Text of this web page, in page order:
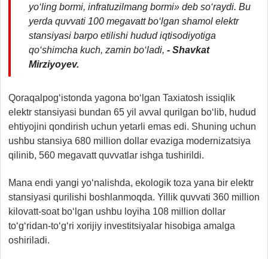
yo‘ling bormi, infratuzilmang bormi» deb so‘raydi. Bu
yerda quvvati 100 megavatt bo‘lgan shamol elektr
stansiyasi barpo etilishi hudud iqtisodiyotiga
qo‘shimcha kuch, zamin bo‘ladi, - Shavkat
Mirziyoyev.
Qoraqalpog‘istonda yagona bo‘lgan Taxiatosh issiqlik
elektr stansiyasi bundan 65 yil avval qurilgan bo‘lib, hudud
ehtiyojini qondirish uchun yetarli emas edi. Shuning uchun
ushbu stansiya 680 million dollar evaziga modernizatsiya
qilinib, 560 megavatt quvvatlar ishga tushirildi.
Mana endi yangi yo‘nalishda, ekologik toza yana bir elektr
stansiyasi qurilishi boshlanmoqda. Yillik quvvati 360 million
kilovatt-soat bo‘lgan ushbu loyiha 108 million dollar
to‘g‘ridan-to‘g‘ri xorijiy investitsiyalar hisobiga amalga
oshiriladi.